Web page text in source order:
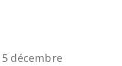
5 décembre